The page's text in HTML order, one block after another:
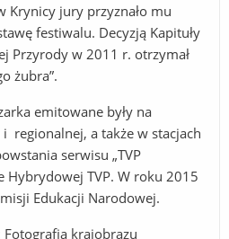
Krynicy jury przyznało mu
festiwalu. Decyzją Kapituły
Przyrody w 2011 r. otrzymał
żubra”.
emitowane były na
regionalnej, a także w stacjach
serwisu „TVP
Hybrydowej TVP. W roku 2015
Edukacji Narodowej.
krajobrazu